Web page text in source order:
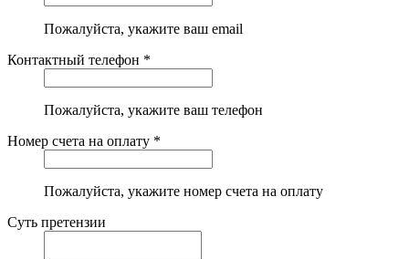
Пожалуйста, укажите ваш email
Контактный телефон *
Пожалуйста, укажите ваш телефон
Номер счета на оплату *
Пожалуйста, укажите номер счета на оплату
Суть претензии